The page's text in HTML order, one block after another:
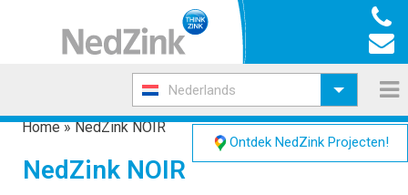
Nederlands
Home»NedZink NOIR
NedZink NOIR
Ontdek NedZink Projecten!